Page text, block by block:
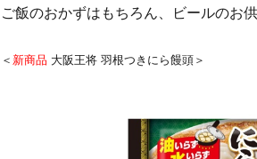
ご飯のおかずはもちろん、ビールのお
＜ 新商品 大阪王将 羽根つきにら饅頭＞